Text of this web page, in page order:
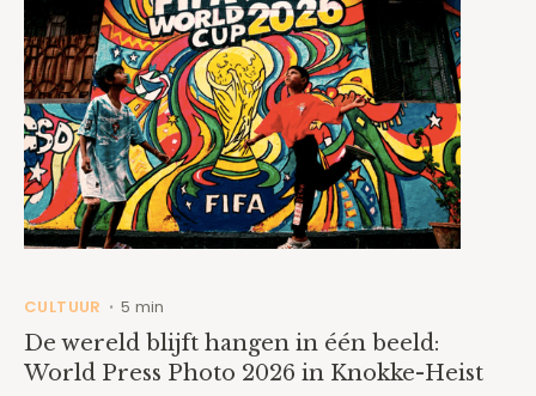
CULTUUR • 5 min
De wereld blijft hangen in één beeld:
World Press Photo 2026 in Knokke-Heist